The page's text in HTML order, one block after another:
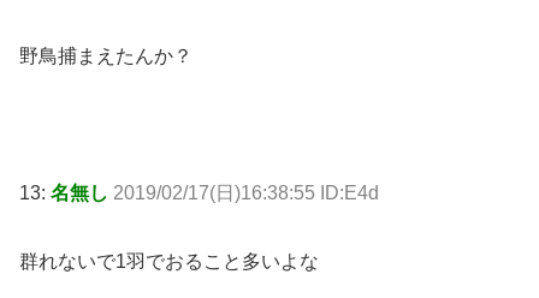
野鳥捕まえたんか？
13: 名無し 2019/02/17(日)16:38:55 ID:E4d
群れないで1羽でおること多いよな